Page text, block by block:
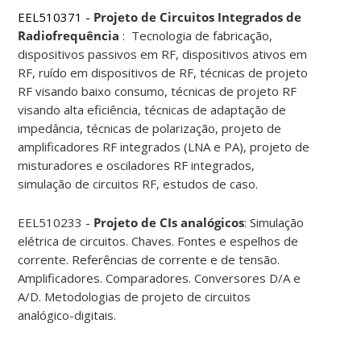
EEL510371 - Projeto de Circuitos Integrados de
Radiofrequência: Tecnologia de fabricação,
dispositivos passivos em RF, dispositivos ativos em
RF, ruído em dispositivos de RF, técnicas de projeto
RF visando baixo consumo, técnicas de projeto RF
visando alta eficiência, técnicas de adaptação de
impedância, técnicas de polarização, projeto de
amplificadores RF integrados (LNA e PA), projeto de
misturadores e osciladores RF integrados,
simulação de circuitos RF, estudos de caso.
EEL510233 - Projeto de CIs analógicos: Simulação
elétrica de circuitos. Chaves. Fontes e espelhos de
corrente. Referências de corrente e de tensão.
Amplificadores. Comparadores. Conversores D/A e
A/D. Metodologias de projeto de circuitos
analógico-digitais.